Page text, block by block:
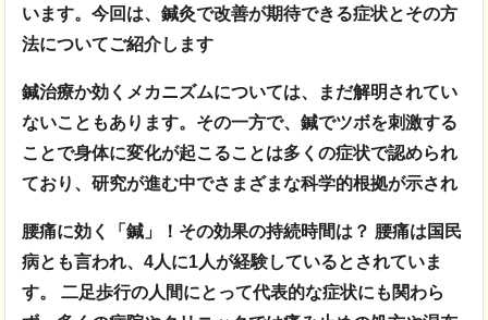
います。今回は、鍼灸で改善が期待できる症状とその方
法についてご紹介します
鍼治療か効くメカニズムについては、まだ解明されてい
ないこともあります。その一方で、鍼でツボを刺激する
ことで身体に変化が起こることは多くの症状で認められ
ており、研究が進む中でさまざまな科学的根拠が示され
腰痛に効く「鍼」！その効果の持続時間は？ 腰痛は国民
病とも言われ、4人に1人が経験しているとされていま
す。 二足歩行の人間にとって代表的な症状にも関わら